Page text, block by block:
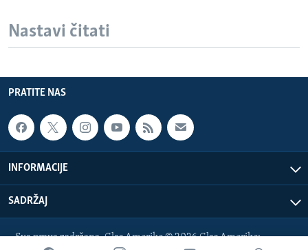
Nastavi čitati
PRATITE NAS
INFORMACIJE
SADRŽAJ
Sva prava zadržana. Glas Amerike © 2026 Glas Amerike: